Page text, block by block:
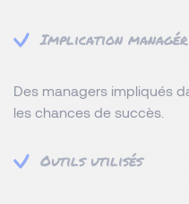
Implication
Des managers impliqués
les chances de succès.
Outils utilisés